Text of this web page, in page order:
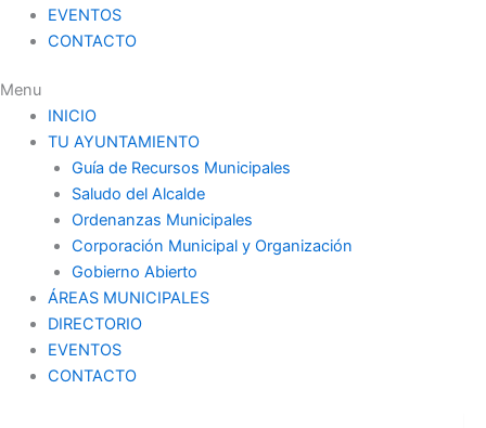
EVENTOS
CONTACTO
Menu
INICIO
TU AYUNTAMIENTO
Guía de Recursos Municipales
Saludo del Alcalde
Ordenanzas Municipales
Corporación Municipal y Organización
Gobierno Abierto
ÁREAS MUNICIPALES
DIRECTORIO
EVENTOS
CONTACTO